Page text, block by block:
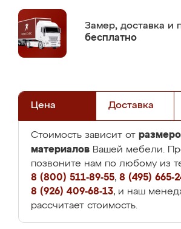
Замер, доставка и
бесплатно
Цена Доставка
Стоимость зависит от
материалов Вашей мебели.
позвоните нам по любому из
8 (800) 511-89-55, 8 (495) 665-
8 (926) 409-68-13, и наш
рассчитает стоимость.